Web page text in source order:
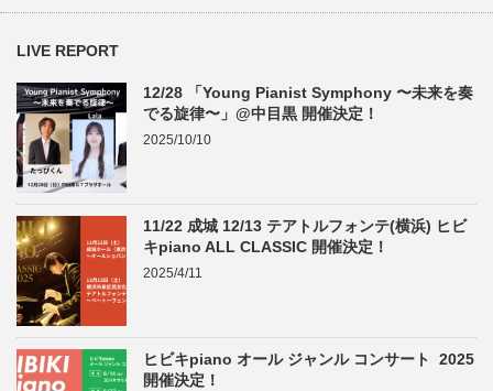
LIVE REPORT
12/28 「Young Pianist Symphony 〜未来を奏
でる旋律〜」@中目黒 開催決定！
2025/10/10
11/22 成城 12/13 テアトルフォンテ(横浜) ヒビ
キpiano ALL CLASSIC 開催決定！
2025/4/11
ヒビキpiano オール ジャンル コンサート 2025
開催決定！